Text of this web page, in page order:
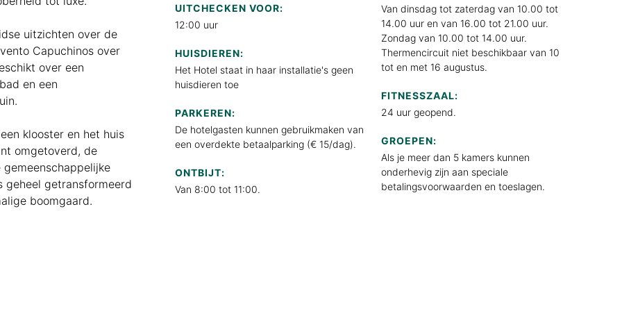
uitzichten over de
Capuchinos over
over een
en een
klooster en het huis
omgetoverd, de
geheel getransformeerd
boomgaard.
UITCHECKEN VOOR:
12:00 uur
HUISDIEREN:
Het Hotel staat in haar installatie's geen
huisdieren toe
PARKEREN:
De hotelgasten kunnen gebruikmaken van
een overdekte betaalparking (€ 15/dag).
ONTBIJT:
Van 8:00 tot 11:00.
Van dinsdag tot zaterdag van 10.00 tot
14.00 uur en van 16.00 tot 21.00 uur.
Zondag van 10.00 tot 14.00 uur.
Thermencircuit niet beschikbaar van 10
tot en met 16 augustus.
FITNESSZAAL:
24 uur geopend.
GROEPEN:
Als je meer dan 5 kamers kunnen
onderhevig zijn aan speciale
betalingsvoorwaarden en toeslagen.